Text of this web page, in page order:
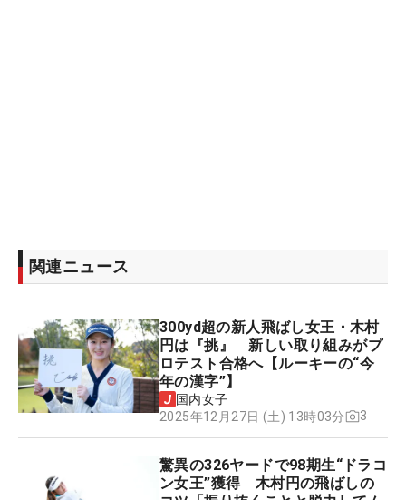
関連ニュース
300yd超の新人飛ばし女王・木村
円は『挑』 新しい取り組みがプ
ロテスト合格へ【ルーキーの“今
年の漢字”】
国内女子
2025年12月27日 (土) 13時03分
3
驚異の326ヤードで98期生“ドラコ
ン女王”獲得 木村円の飛ばしの